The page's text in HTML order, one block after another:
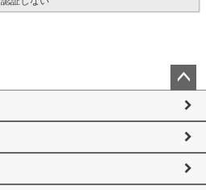
ペー
ップ
へ